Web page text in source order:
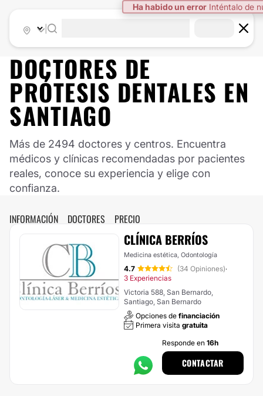
DOCTORES DE
PRÓTESIS DENTALES EN
SANTIAGO
Más de 2494 doctores y centros. Encuentra
médicos y clínicas recomendadas por pacientes
reales, conoce su experiencia y elige con
confianza.
INFORMACIÓN DOCTORES PRECIO
CLÍNICA BERRÍOS
Medicina estética, Odontología
4.7 (34 Opiniones)·
3 Experiencias
Victoria 588, San Bernardo,
Santiago, San Bernardo
Opciones de financiación
Primera visita gratuita
Responde en 16h
CONTACTAR